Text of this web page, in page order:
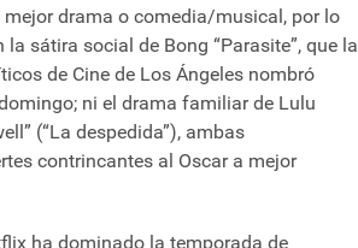
drama o comedia/musical, por lo
sátira social de Bong “Parasite”, que la
de Cine de Los Ángeles nombró
ni el drama familiar de Lulu
(“La despedida”), ambas
contrincantes al Oscar a mejor
ha dominado la temporada de